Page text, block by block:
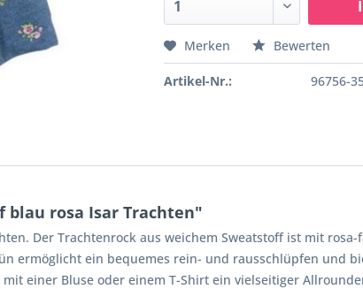
Merken Bewerten
Artikel-Nr.: 96756-
rosa Isar Trachten"
Der Trachtenrock aus weichem Sweatstoff ist mit rosa-
ermöglicht ein bequemes rein- und rausschlüpfen und
einer Bluse oder einem T-Shirt ein vielseitiger